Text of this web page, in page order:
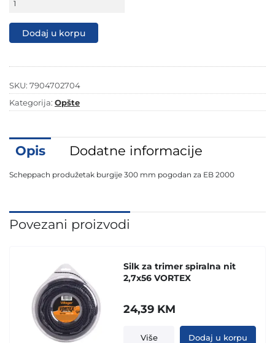
produžetak
300
mm
EB
količina
Dodaj u korpu
SKU: 7904702704
Kategorija: Opšte
Opis Dodatne informacije
Scheppach produžetak burgije 300 mm pogodan za EB 2000
Povezani proizvodi
Silk za trimer spiralna nit
2,7x56 VORTEX
24,39 KM
Više Dodaj u korpu